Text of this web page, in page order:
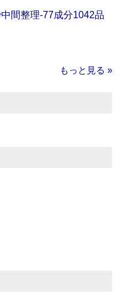
間整理‐77成分1042品
もっと見る »